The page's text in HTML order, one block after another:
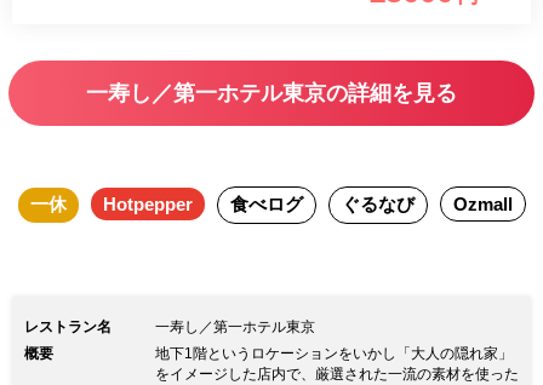
一寿し／第一ホテル東京の詳細を見る
一休 Hotpepper 食べログ ぐるなび Ozmall
レストラン名
一寿し／第一ホテル東京
概要
地下1階というロケーションをいかし「大人の隠れ家」
をイメージした店内で、厳選された一流の素材を使った